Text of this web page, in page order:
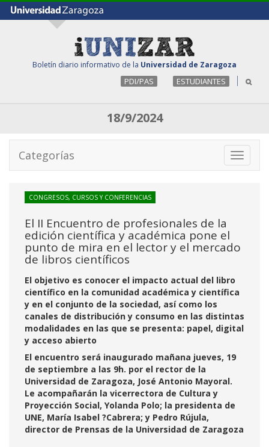
Boletín diario informativo de la Universidad de Zaragoza
PDI/PAS ESTUDIANTES
18/9/2024
Toggle
Categorías
CONGRESOS, CURSOS Y CONFERENCIAS
El II Encuentro de profesionales de la
edición científica y académica pone el
punto de mira en el lector y el mercado
de libros científicos
El objetivo es conocer el impacto actual del libro
científico en la comunidad académica y científica
y en el conjunto de la sociedad, así como los
canales de distribución y consumo en las distintas
modalidades en las que se presenta: papel, digital
y acceso abierto
El encuentro será inaugurado mañana jueves, 19
de septiembre a las 9h. por el rector de la
Universidad de Zaragoza, José Antonio Mayoral.
Le acompañarán la vicerrectora de Cultura y
Proyección Social, Yolanda Polo; la presidenta de
UNE, María Isabel ?Cabrera; y Pedro Rújula,
director de Prensas de la Universidad de Zaragoza